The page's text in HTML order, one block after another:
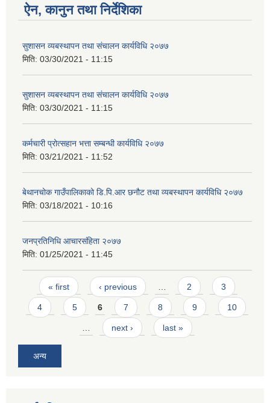
ऐन, कानुन तथा निर्देशिका
सुशासन व्यबस्थापन तथा संचालन कार्यविधि २०७७
मिति: 03/30/2021 - 11:15
सुशासन व्यबस्थापन तथा संचालन कार्यविधि २०७७
मिति: 03/30/2021 - 11:15
कर्मचारी प्रोत्सहान भत्ता सम्बन्धी कार्यविधि २०७७
मिति: 03/21/2021 - 11:52
बेथानचोक गाउँपालिकाको डि.पि.आर छनौट तथा व्यबस्थापन कार्यविधि २०७७
मिति: 03/18/2021 - 10:16
जनप्रतिनिधि आचारसंहिता २०७७
मिति: 01/25/2021 - 11:45
Pages
« first ‹ previous … 2 3
4 5 6 7 8 9 10
… next › last »
अन्य